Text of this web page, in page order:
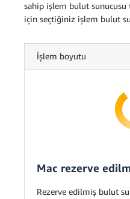
sahip işlem bulut
için seçtiğiniz işlem bulut
İşlem boyutu
Mac rezerve
Rezerve edilmiş bulut